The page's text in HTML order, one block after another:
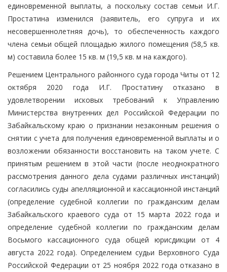
единовременной выплаты, а поскольку состав семьи И.Г.
Простатина изменился (заявитель, его супруга и их
несовершеннолетняя дочь), то обеспеченность каждого
члена семьи общей площадью жилого помещения (58,5 кв.
м) составила более 15 кв. м (19,5 кв. м на каждого).
Решением Центрального районного суда города Читы от 12
октября 2020 года И.Г. Простатину отказано в
удовлетворении исковых требований к Управлению
Министерства внутренних дел Российской Федерации по
Забайкальскому краю о признании незаконным решения о
снятии с учета для получения единовременной выплаты и о
возложении обязанности восстановить на таком учете. С
принятым решением в этой части (после неоднократного
рассмотрения данного дела судами различных инстанций)
согласились суды апелляционной и кассационной инстанций
(определение судебной коллегии по гражданским делам
Забайкальского краевого суда от 15 марта 2022 года и
определение судебной коллегии по гражданским делам
Восьмого кассационного суда общей юрисдикции от 4
августа 2022 года). Определением судьи Верховного Суда
Российской Федерации от 25 ноября 2022 года отказано в